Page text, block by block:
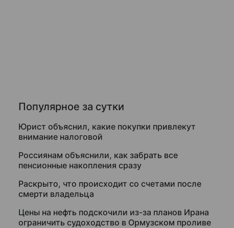
Популярное за сутки
Юрист объяснил, какие покупки привлекут
внимание налоговой
Россиянам объяснили, как забрать все
пенсионные накопления сразу
Раскрыто, что происходит со счетами после
смерти владельца
Цены на нефть подскочили из-за планов Ирана
ограничить судоходство в Ормузском проливе